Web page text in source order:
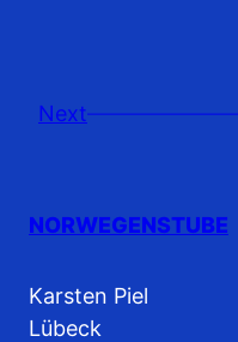
Next
NORWEGENSTUBE
Karsten Piel
Lübeck